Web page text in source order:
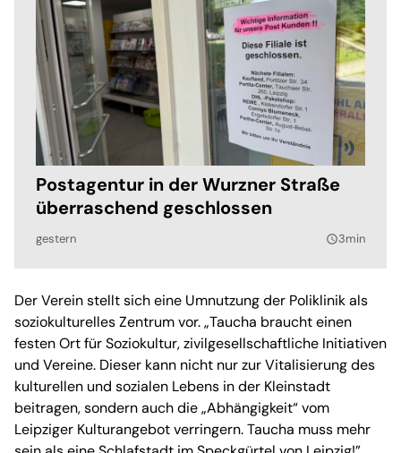
Postagentur in der Wurzner Straße
überraschend geschlossen
gestern query_builder3min
Der Verein stellt sich eine Umnutzung der Poliklinik als
soziokulturelles Zentrum vor. „Taucha braucht einen
festen Ort für Soziokultur, zivilgesellschaftliche Initiativen
und Vereine. Dieser kann nicht nur zur Vitalisierung des
kulturellen und sozialen Lebens in der Kleinstadt
beitragen, sondern auch die „Abhängigkeit“ vom
Leipziger Kulturangebot verringern. Taucha muss mehr